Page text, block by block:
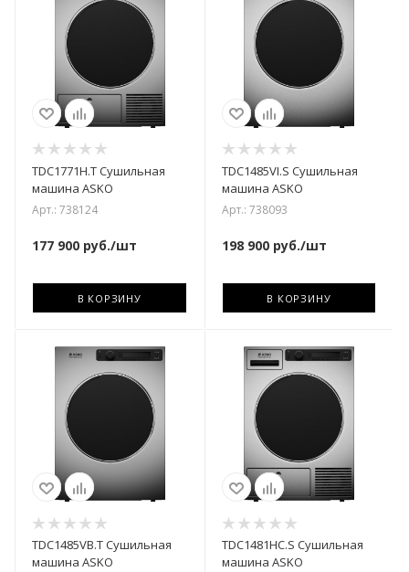
TDC1771H.T Сушильная
машина ASKO
Арт.: 738124
177 900 руб./шт
В КОРЗИНУ
TDC1485VI.S Сушильная
машина ASKO
Арт.: 738093
198 900руб./шт
В КОРЗИНУ
TDC1485VB.T Сушильная
машина ASKO
TDC1481HC.S Сушильная
машина ASKO